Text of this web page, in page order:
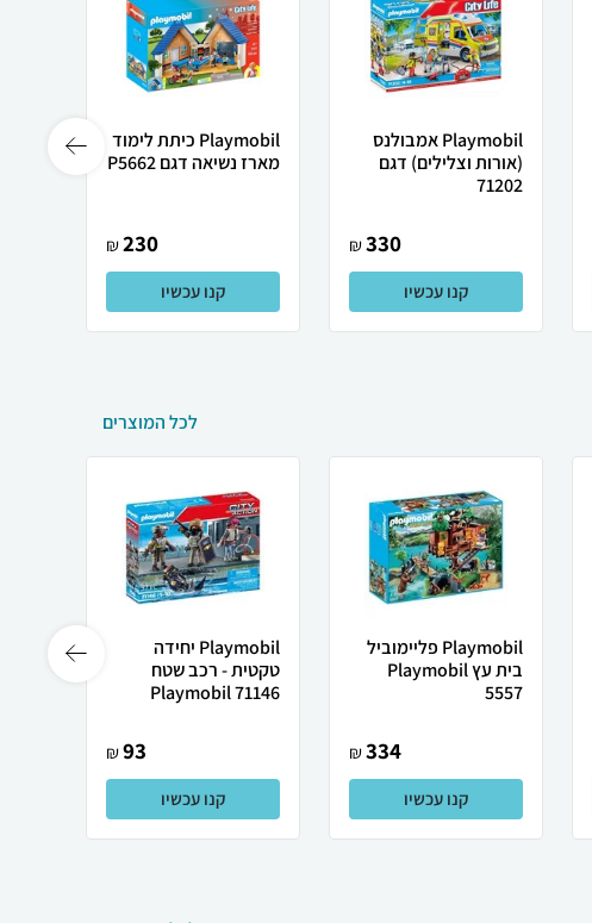
Playmobil אמבולנס
(אורות וצלילים) דגם
71202
330
₪
קנו עכשיו
Playmobil כיתת לימוד
מארז נשיאה דגם P5662
230
₪
קנו עכשיו
לכל המוצרים
Playmobil פליימוביל
בית עץ Playmobil
5557
334
₪
קנו עכשיו
Playmobil יחידה
טקטית - רכב שטח
Playmobil 71146
93
₪
קנו עכשיו